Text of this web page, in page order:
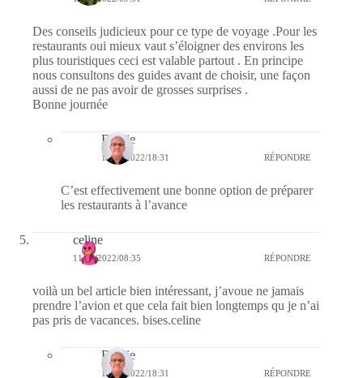
Des conseils judicieux pour ce type de voyage .Pour les
restaurants oui mieux vaut s’éloigner des environs les
plus touristiques ceci est valable partout . En principe
nous consultons des guides avant de choisir, une façon
aussi de ne pas avoir de grosses surprises .
Bonne journée
Bernie
11/04/2022/18:31 RÉPONDRE
C’est effectivement une bonne option de préparer
les restaurants à l’avance
celine
11/04/2022/08:35 RÉPONDRE
voilà un bel article bien intéressant, j’avoue ne jamais
prendre l’avion et que cela fait bien longtemps qu je n’ai
pas pris de vacances. bises.celine
Bernie
11/04/2022/18:31 RÉPONDRE